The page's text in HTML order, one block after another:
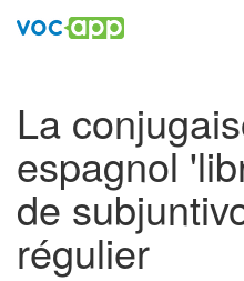
La
espagnol
de
régulier